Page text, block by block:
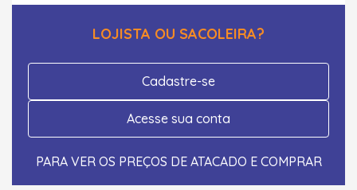
LOJISTA OU SACOLEIRA?
Cadastre-se
Acesse sua conta
PARA VER OS PREÇOS DE ATACADO E COMPRAR